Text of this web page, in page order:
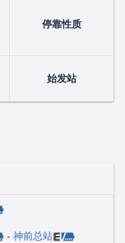
停靠性质
始发站
- 神前总站